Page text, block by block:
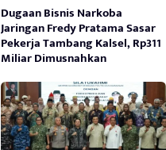
Dugaan Bisnis Narkoba
Jaringan Fredy Pratama Sasar
Pekerja Tambang Kalsel, Rp311
Miliar Dimusnahkan